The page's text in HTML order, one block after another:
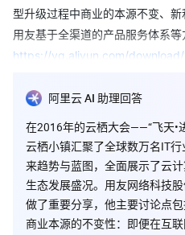
型升级过程中商业的本源不变、
用友基于全渠道的产品服务体系
https://yq.aliyun.com/download/
阿里云 AI 助理回答
在2016年的云栖大会——“飞天•
云栖小镇汇聚了全球数万名IT
来趋势与蓝图，全面展示了云
生态发展盛况。用友网络科技
做了重要分享，他主要讨论点包
商业本源的不变性：即便在互